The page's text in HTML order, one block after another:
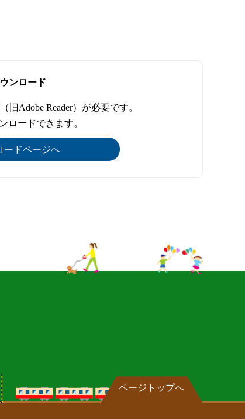
ンロード
旧Adobe Reader）が必要です。
ロードできます。
ードページへ
ページトップへ